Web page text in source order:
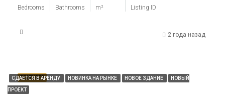
Bedrooms Bathrooms m² Listing ID
2 года назад
FEATURED
СДАЕТСЯ В АРЕНДУ НОВИНКА НА РЫНКЕ НОВОЕ ЗДАНИЕ НОВЫЙ
ПРОЕКТ